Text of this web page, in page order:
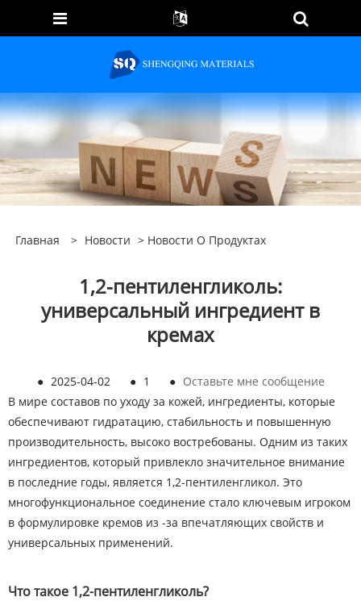
Главная > Новости > Новости О Продуктах
1,2-пентиленгликоль:
универсальный ингредиент в
кремах
● 2025-04-02 ● 1 ● Оставьте мне сообщение
В мире составов по уходу за кожей, ингредиенты, которые
обеспечивают гидратацию, стабильность и повышенную
производительность, высоко востребованы. Одним из таких
ингредиентов, который привлекло значительное внимание
в последние годы, является 1,2-пентиленгликол. Это
многофункциональное соединение стало ключевым игроком
в формулировке кремов из -за впечатляющих свойств и
универсальных применений.
Что такое 1,2-пентиленгликоль?